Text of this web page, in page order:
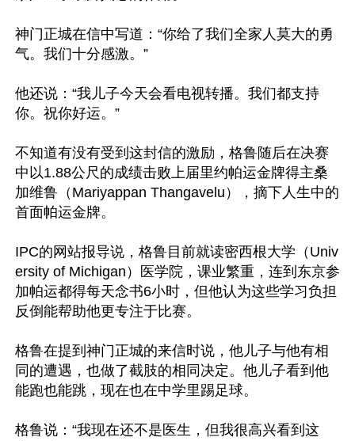
神门正城在信中写道：“你给了我们全家人莫大的勇
气。我们十分感激。”
他还说：“我儿子今天会看电视转播。我们都支持
你。祝你好运。”
不知道有没有受到这封信的激励，格鲁随后在决赛
中以1.88公尺的成绩击败上届里约帕运金牌得主桑
加维鲁（Mariyappan Thangavelu），摘下人生中的
首面帕运金牌。
IPC的网站报导说，格鲁目前就读密西根大学（Univ
ersity of Michigan）医学院，课业繁重，连到东京参
加帕运都得每天念书6小时，但他认为这些学习负担
反倒能帮助他更专注于比赛。
格鲁在提到神门正城的来信时说，他儿子与他有相
同的遭遇，也做了截肢的相同决定。他儿子看到他
能跑也能跳，现在也在中学里踢足球。
格鲁说：“我现在还不是医生，但我很高兴看到这